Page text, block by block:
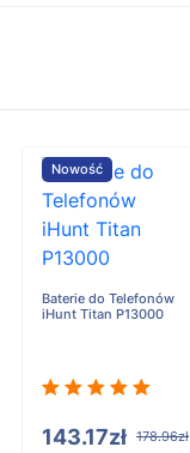
Nowość
Baterie do Telefonów
iHunt Titan P13000
143.17zł 178.96zł